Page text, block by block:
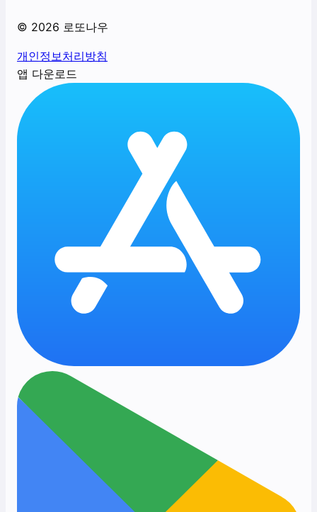
© 2026 로또나우
개인정보처리방침
앱 다운로드